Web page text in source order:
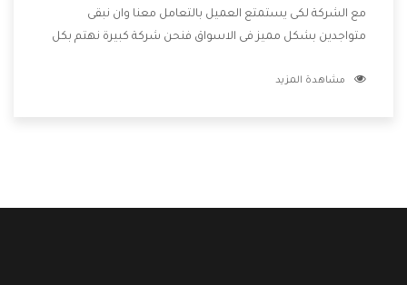
مع الشركة لكى يستمتع العميل بالتعامل معنا وان نبقى
متواجدين بشكل مميز فى الاسواق فنحن شركة كبيرة نهتم بكل
الشركة بها والتى تكون منها خدمة الصيانة التى تكون من أهم
مشاهدة المزيد